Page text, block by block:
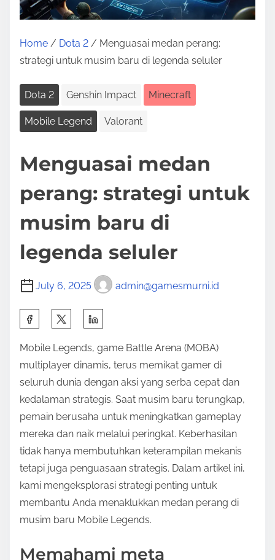
Home / Dota 2 / Menguasai medan perang:
strategi untuk musim baru di legenda seluler
Dota 2 Genshin Impact Minecraft
Mobile Legend Valorant
Menguasai medan
perang: strategi untuk
musim baru di
legenda seluler
July 6, 2025 admin@gamesmurni.id
a
r
e
t
h
i
s
p
o
s
t
n
Mobile Legends, game Battle Arena (MOBA)
multiplayer dinamis, terus memikat gamer di
seluruh dunia dengan aksi yang serba cepat dan
kedalaman strategis. Saat musim baru terungkap,
pemain berusaha untuk meningkatkan gameplay
mereka dan naik melalui peringkat. Keberhasilan
tidak hanya membutuhkan keterampilan mekanis
tetapi juga penguasaan strategis. Dalam artikel ini,
kami mengeksplorasi strategi penting untuk
membantu Anda menaklukkan medan perang di
musim baru Mobile Legends.
Memahami meta